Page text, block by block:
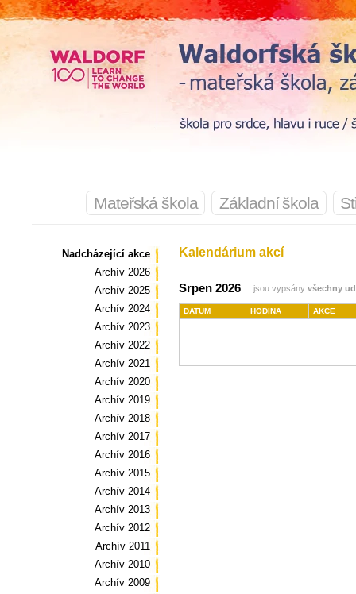
Mateřská škola Základní škola
Nadcházející akce
Archív 2026
Archív 2025
Archív 2024
Archív 2023
Archív 2022
Archív 2021
Archív 2020
Archív 2019
Archív 2018
Archív 2017
Archív 2016
Archív 2015
Archív 2014
Archív 2013
Archív 2012
Archív 2011
Archív 2010
Archív 2009
Kalendárium akcí
Srpen 2026 jsou vypsány všechny
DATUM HODINA AKCE